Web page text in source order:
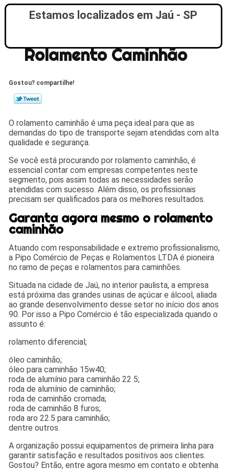
Estamos localizados em Jaú - SP
Rolamento Caminhão
Gostou? compartilhe!
O rolamento caminhão é uma peça ideal para que as
demandas do tipo de transporte sejam atendidas com alta
qualidade e segurança.
Se você está procurando por rolamento caminhão, é
essencial contar com empresas competentes neste
segmento, pois assim todas as necessidades serão
atendidas com sucesso. Além disso, os profissionais
precisam ser qualificados para os melhores resultados.
Garanta agora mesmo o rolamento
caminhão
Atuando com responsabilidade e extremo profissionalismo,
a Pipo Comércio de Peças e Rolamentos LTDA é pioneira
no ramo de peças e rolamentos para caminhões.
Situada na cidade de Jaú, no interior paulista, a empresa
está próxima das grandes usinas de açúcar e álcool, aliada
ao grande desenvolvimento desse setor no início dos anos
90. Por isso a Pipo Comércio é tão especializada quando o
assunto é:
rolamento diferencial;
óleo caminhão;
óleo para caminhão 15w40;
roda de alumínio para caminhão 22 5;
roda de alumínio de caminhão;
roda de caminhão cromada;
roda de caminhão 8 furos;
roda aro 22.5 para caminhão;
dentre outros.
A organização possui equipamentos de primeira linha para
garantir satisfação e resultados positivos aos clientes.
Gostou? Então, entre agora mesmo em contato e obtenha